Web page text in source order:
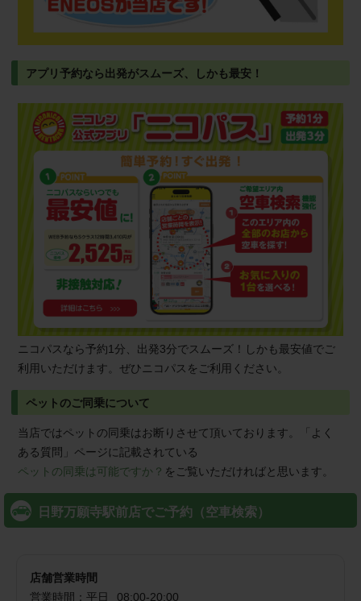
アプリ予約なら出発がスムーズ、しかも最安！
ニコパスなら予約1分、出発3分でスムーズ！しかも最安値でご
利用いただけます。ぜひニコパスをご利用ください。
ペットのご同乗について
当店ではペットの同乗はお断りさせて頂いております。「よく
ある質問」ページに記載されている
ペットの同乗は可能ですか？ をご覧いただければと思います。
日野万願寺駅前店でご予約（空車検索）
店舗営業時間
営業時間： 平日 08:00-20:00